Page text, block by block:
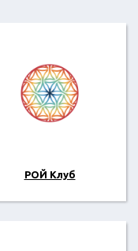
РОЙ Клуб